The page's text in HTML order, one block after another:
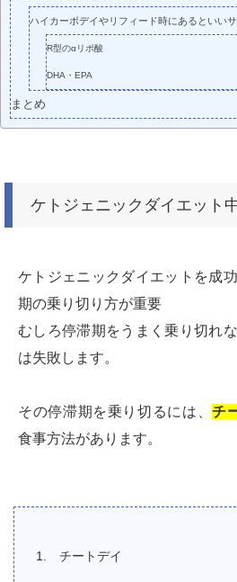
ハイカーボデイやリフィード時にあるといいサ
R型のαリポ酸
DHA・EPA
まとめ
ケトジェニックダイエット
ケトジェニックダイエットを成
期の乗り切り方が重要
むしろ停滞期をうまく乗り切れ
は失敗します。
その停滞期を乗り切るには、チ
食事方法があります。
チートデイ